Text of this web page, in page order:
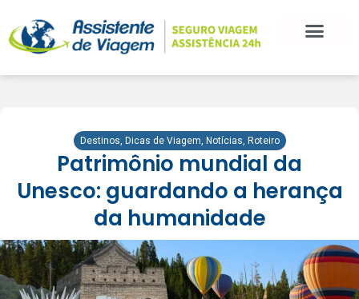
Destinos, Dicas de Viagem, Notícias, Roteiro
Patrimônio mundial da
Unesco: guardando a herança
da humanidade